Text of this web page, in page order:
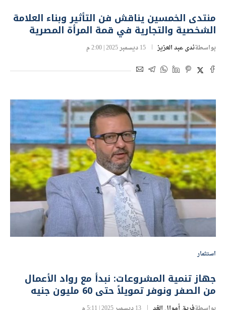
منتدى الخمسين يناقش فن التأثير وبناء العلامة
الشخصية والتجارية في قمة المرأة المصرية
بواسطةندى عبد العزيز 15 ديسمبر 2025 | 2:00 م
استثمار
جهاز تنمية المشروعات: نبدأ مع رواد الأعمال
من الصفر ونوفر تمويلاً حتى 60 مليون جنيه